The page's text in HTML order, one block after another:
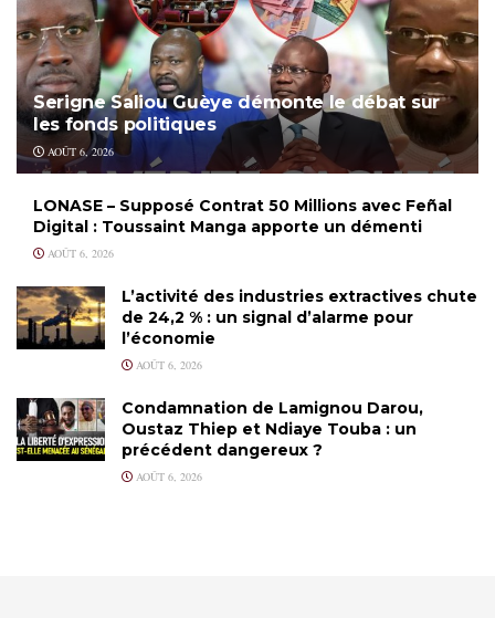
Serigne Saliou Guèye démonte le débat sur
les fonds politiques
AOÛT 6, 2026
LONASE – Supposé Contrat 50 Millions avec Feñal
Digital : Toussaint Manga apporte un démenti
AOÛT 6, 2026
L’activité des industries extractives chute
de 24,2 % : un signal d’alarme pour
l’économie
AOÛT 6, 2026
Condamnation de Lamignou Darou,
Oustaz Thiep et Ndiaye Touba : un
précédent dangereux ?
AOÛT 6, 2026